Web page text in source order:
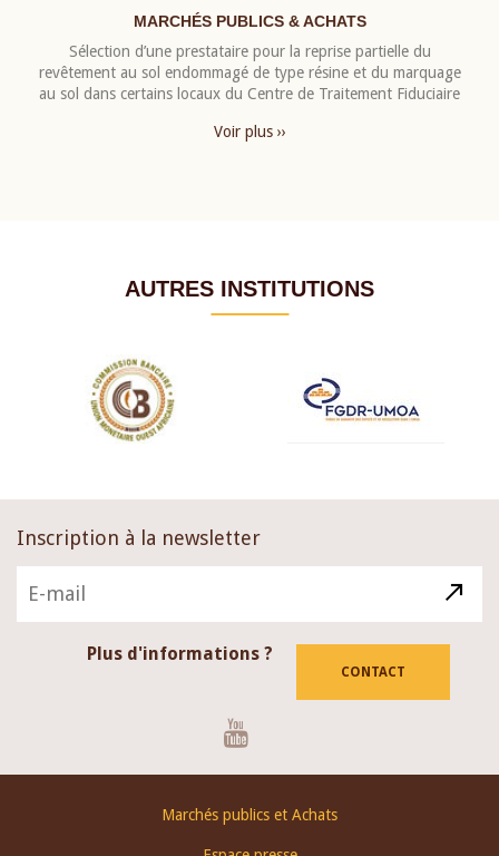
MARCHÉS PUBLICS & ACHATS
Sélection d’une prestataire pour la reprise partielle du
revêtement au sol endommagé de type résine et du marquage
au sol dans certains locaux du Centre de Traitement Fiduciaire
Voir plus ››
AUTRES INSTITUTIONS
Inscription à la newsletter
Plus d'informations ?
CONTACT
Marchés publics et Achats